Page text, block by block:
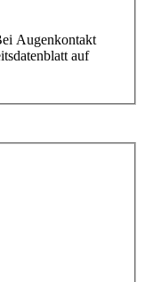
Augenkontakt
auf